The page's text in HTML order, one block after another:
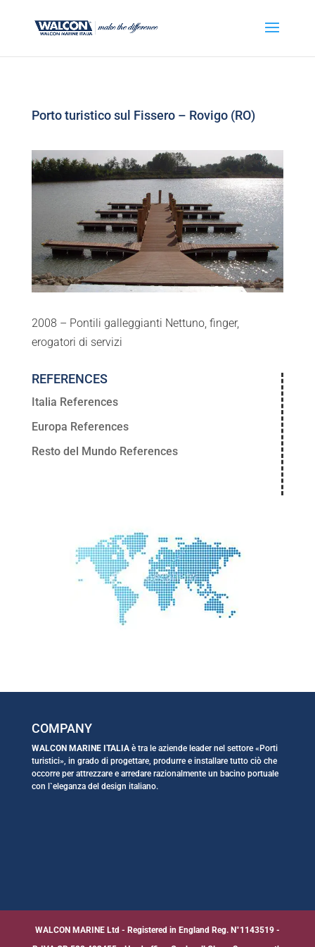
Porto turistico sul Fissero – Rovigo (RO)
2008 – Pontili galleggianti Nettuno, finger,
erogatori di servizi
REFERENCES
Italia References
Europa References
Resto del Mundo References
COMPANY
WALCON MARINE ITALIAè tra le aziende leader nel settore «Porti
turistici», in grado di progettare, produrre e installare tutto ciò che
occorre per attrezzare e arredare razionalmente un bacino portuale
con l`eleganza del design italiano.
WALCON MARINE Ltd - Registered in England Reg. N°1143519 -